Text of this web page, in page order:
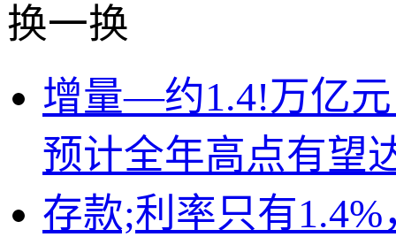
换一换
增量—约1.4!万亿
预计全年高点有望
存款;利率只有